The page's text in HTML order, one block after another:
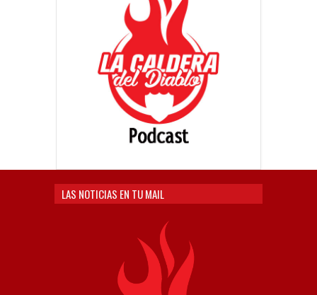
LAS NOTICIAS EN TU MAIL